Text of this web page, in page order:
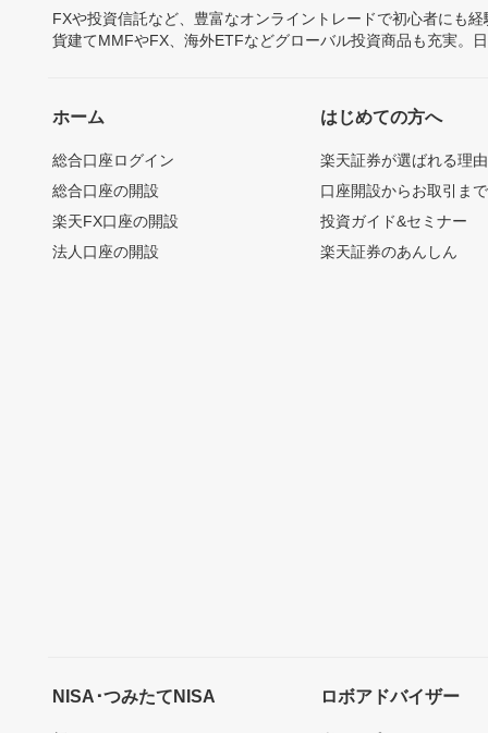
FXや投資信託など、豊富なオンライントレードで初心者にも
貨建てMMFやFX、海外ETFなどグローバル投資商品も充実。
ホーム
総合口座ログイン
総合口座の開設
楽天FX口座の開設
法人口座の開設
はじめての方へ
楽天証券が選ばれる理由
口座開設からお取引ま
投資ガイド&セミナー
楽天証券のあんしん
NISA･つみたてNISA ロボアドバイザー